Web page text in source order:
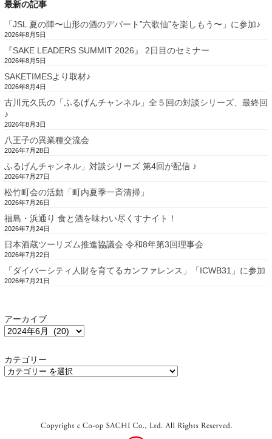
最新の記事
「JSL 夏の陣〜山形の酒のデパート”六歌仙”を楽しもう〜」に参加♪
2026年8月5日
『SAKE LEADERS SUMMIT 2026』 2日目のセミナー
2026年8月5日
SAKETIMESより取材♪
2026年8月4日
古川元久氏の「ふるげんチャンネル」全５回の対談シリーズ、最終回
♪
2026年8月3日
八王子の異業種交流会
2026年7月28日
ふるげんチャンネル」対談シリーズ 第4回が配信 ♪
2026年7月27日
松竹町会の活動「町内夏季一斉清掃」
2026年7月26日
福島・浜通り 食と酒を味わい尽くすナイト！
2026年7月24日
日本酒蔵ツーリズム推進協議会 令和8年第3回理事会
2026年7月22日
「ダイバーシティ人財を育てるカンファレンス」「ICWB31」に参加
2026年7月21日
アーカイブ
カテゴリー